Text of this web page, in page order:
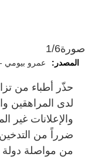
صورة1/6
المصدر: عمرو بيومي
حذّر أطباء من
لدى المراهقين
والإعلانات غير
ضرراً من
من مواصلة دولة